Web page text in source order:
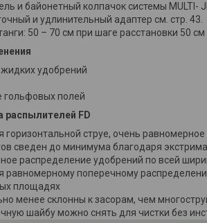
и байонетный колпачок системы MULTI-
и удлинительный адаптер см. стр. 43.
50 – 70 см при шаге расстановки 50 см
удобрений
полей
распылителей FD
горизонтальной струе, очень
сведен до минимума благодаря
распределение удобрений по всей
равномерному поперечному
площадях
менее склонны к засорам, чем
шайбу можно снять для чистки без